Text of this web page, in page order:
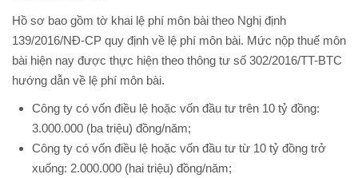
Hồ sơ bao gồm tờ khai lệ phí môn bài theo Nghị định
139/2016/NĐ-CP quy định về lệ phí môn bài. Mức nộp thuế môn
bài hiện nay được thực hiện theo thông tư số 302/2016/TT-BTC
hướng dẫn về lệ phí môn bài.
Công ty có vốn điều lệ hoặc vốn đầu tư trên 10 tỷ đồng:
3.000.000 (ba triệu) đồng/năm;
Công ty có vốn điều lệ hoặc vốn đầu tư từ 10 tỷ đồng trở
xuống: 2.000.000 (hai triệu) đồng/năm;